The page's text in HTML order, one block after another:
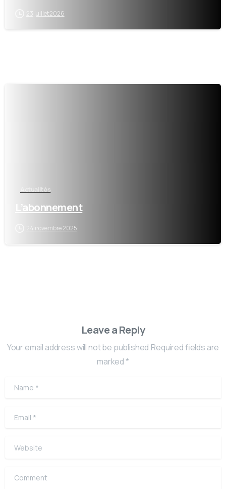
23 juillet 2026
Actualités
L’abonnement
24 novembre 2025
Leave a Reply
Your email address will not be published.Required fields are
marked *
Name
Email
Website
Comment